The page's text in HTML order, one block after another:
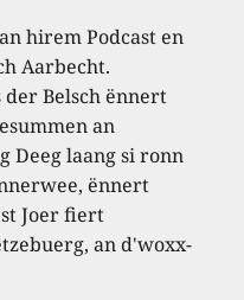
hirem Podcast en
Aarbecht.
Belsch ënnert
an
Deeg laang si ronn
ënnert
Joer fiert
an d'woxx-